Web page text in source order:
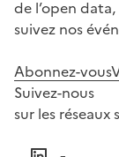
de l’open
suivez nos
Abonnez-vous
Suivez-nous
sur les réseaux